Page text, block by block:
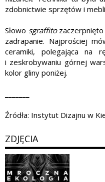
zdobnictwie sprzętów i
Słowo sgraffitozaczerpnięto
zadrapanie. Najprościej
ceramiki, polegająca na
i zeskrobywaniu górnej
kolor gliny poniżej.
Źródła: Instytut Dizajnu w
ZDJĘCIA